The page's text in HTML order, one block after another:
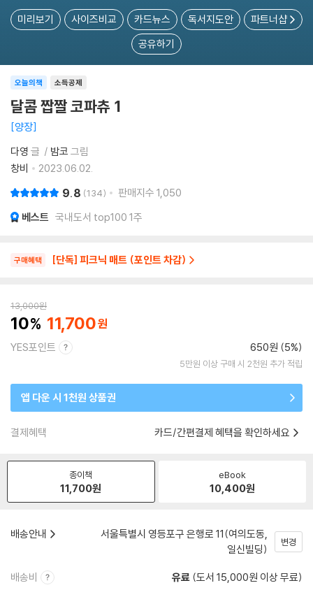
미리보기 사이즈비교 카드뉴스 독서지도안
파트너샵
공유하기
소득공제
오늘의책
달콤 짭짤 코파츄 1
양장
다영 글 밤코 그림
창비
2023.06.02.
9.8 134 판매지수 1,050
베스트 국내도서 top100 1주
구매혜택 [단독] 피크닉 매트 (포인트 차감)
13,000원
10 11,700
YES포인트 650원 (5%)
5만원 이상 구매 시 2천원 추가 적립
앱 다운 시 1천원 상품권
결제혜택 카드/간편결제 혜택을 확인하세요
종이책
11,700원
eBook
10,400원
배송안내
서울특별시 영등포구 은행로 11(여의도동,
일신빌딩)
변경
배송비 유료 (도서 15,000원 이상 무료)